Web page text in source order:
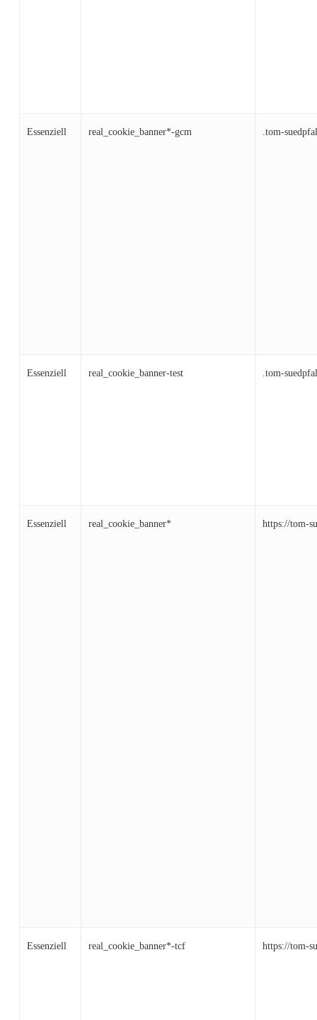
Essenziell real_cookie_banner*-gcm .tom-
Essenziell real_cookie_banner-test .tom-
Essenziell real_cookie_banner* https://tom-
Essenziell real_cookie_banner*-tcf https://tom-